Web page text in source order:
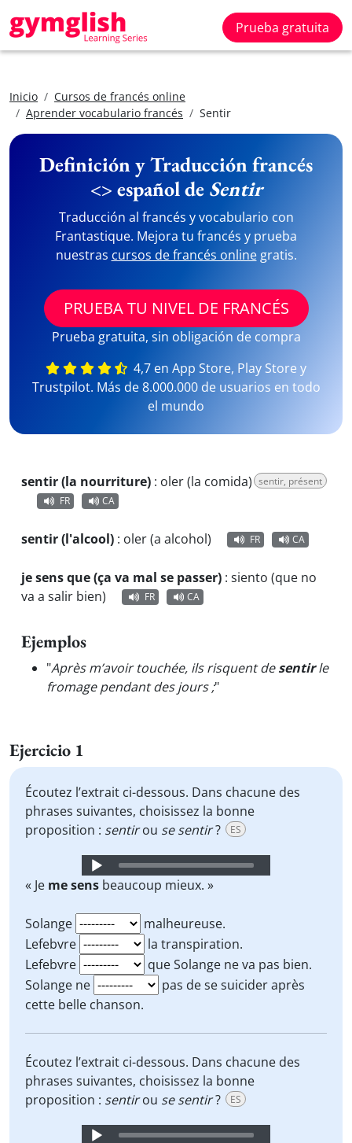
Prueba gratuita
Inicio
Cursos de francés online
Aprender vocabulario francés
Sentir
Definición y Traducción francés
<> español de Sentir
Traducción al francés y vocabulario con
Frantastique. Mejora tu francés y prueba
nuestras cursos de francés onlinegratis.
PRUEBA TU NIVEL DE FRANCÉS
Prueba gratuita, sin obligación de compra
4,7 en App Store, Play Store y
Trustpilot. Más de 8.000.000 de usuarios en todo
el mundo
sentir (la nourriture) : oler (la comida) sentir, présent
FR
CA
sentir (l'alcool) : oler (a alcohol) FR CA
je sens que (ça va mal se passer) : siento (que no
va a salir bien)
FR CA
Ejemplos
"Après m’avoir touchée, ils risquent desentirle
fromage pendant des jours ;"
Ejercicio 1
Écoutez l’extrait ci-dessous. Dans chacune des
phrases suivantes, choisissez la bonne
proposition : sentirou se sentir? ES
Audio
Player
« Je me sens beaucoup mieux. »
Solange
malheureuse.
Lefebvre
la transpiration.
Lefebvre
que Solange ne va pas bien.
Solange ne
pas de se suicider après
cette belle chanson.
Écoutez l’extrait ci-dessous. Dans chacune des
phrases suivantes, choisissez la bonne
proposition : sentirou se sentir? ES
Audio